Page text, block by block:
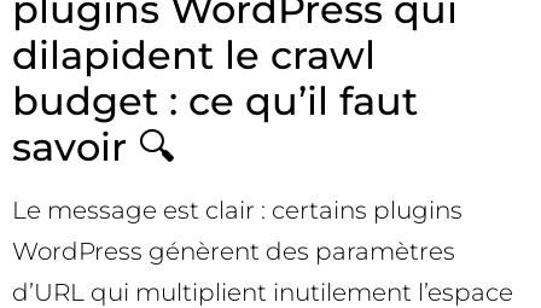
dilapident le crawl
budget : ce qu’il faut
savoir 🔍
Le message est clair : certains plugins
WordPress génèrent des paramètres
d’URL qui multiplient inutilement l’espace